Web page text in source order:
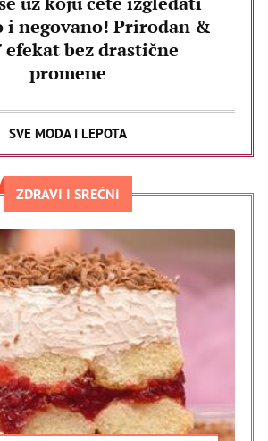
i negovano! Prirodan &
efekat bez drastične
promene
SVE MODA I LEPOTA
ZDRAVI I SREĆNI